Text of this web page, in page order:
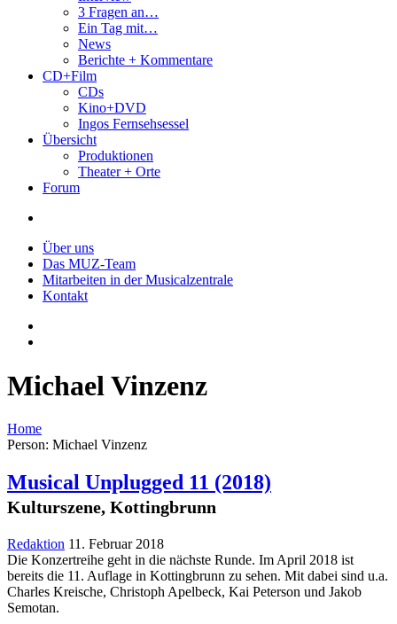
3 Fragen an…
Ein Tag mit…
News
Berichte + Kommentare
CD+Film
CDs
Kino+DVD
Ingos Fernsehsessel
Übersicht
Produktionen
Theater + Orte
Forum
Über uns
Das MUZ-Team
Mitarbeiten in der Musicalzentrale
Kontakt
Michael Vinzenz
Home
Person: Michael Vinzenz
Musical Unplugged 11 (2018)
Kulturszene, Kottingbrunn
Redaktion 11. Februar 2018
Die Konzertreihe geht in die nächste Runde. Im April 2018 ist
bereits die 11. Auflage in Kottingbrunn zu sehen. Mit dabei sind u.a.
Charles Kreische, Christoph Apelbeck, Kai Peterson und Jakob
Semotan.